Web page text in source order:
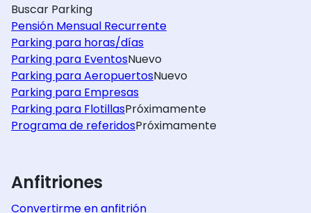
Buscar Parking
Pensión Mensual Recurrente
Parking para horas/días
Parking para EventosNuevo
Parking para AeropuertosNuevo
Parking para Empresas
Parking para FlotillasPróximamente
Programa de referidosPróximamente
Anfitriones
Convertirme en anfitrión